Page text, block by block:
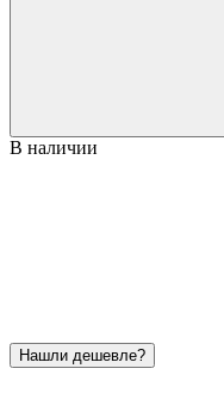
В наличии
Нашли дешевле?